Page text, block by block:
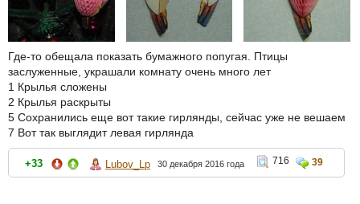
Где-то обещала показать бумажного попугая. Птицы
заслуженные, украшали комнату очень много лет
1 Крылья сложены
2 Крылья раскрыты
5 Сохранились еще вот такие гирлянды, сейчас уже не вешаем
7 Вот так выглядит левая гирлянда
+33 Lubov_Lp 30 декабря 2016 года 716 39